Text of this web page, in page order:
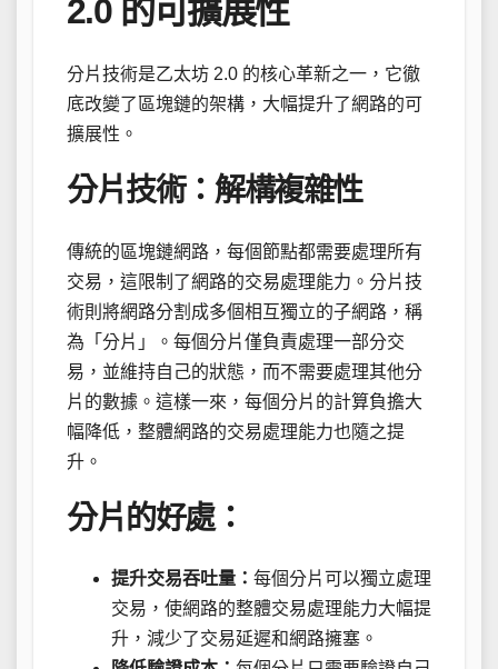
2.0 的可擴展性
分片技術是乙太坊 2.0 的核心革新之一，它徹
底改變了區塊鏈的架構，大幅提升了網路的可
擴展性。
分片技術：解構複雜性
傳統的區塊鏈網路，每個節點都需要處理所有
交易，這限制了網路的交易處理能力。分片技
術則將網路分割成多個相互獨立的子網路，稱
為「分片」。每個分片僅負責處理一部分交
易，並維持自己的狀態，而不需要處理其他分
片的數據。這樣一來，每個分片的計算負擔大
幅降低，整體網路的交易處理能力也隨之提
升。
分片的好處：
提升交易吞吐量： 每個分片可以獨立處理
交易，使網路的整體交易處理能力大幅提
升，減少了交易延遲和網路擁塞。